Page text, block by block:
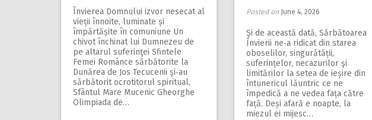
Învierea Domnului izvor nesecat al
vieții înnoite, luminate și
împărtășite în comuniune Un
chivot închinat lui Dumnezeu de
pe altarul suferinţei Sfintele
Femei Românce sărbătorite la
Dunărea de Jos Tecucenii şi‑au
sărbătorit ocrotitorul spiritual,
Sfântul Mare Mucenic Gheorghe
Olimpiada de…
Posted on June 4, 2026
Şi de această dată, Sărbătoarea
Învierii ne‑a ridicat din starea
oboselilor, singurătății,
suferințelor, necazurilor şi
limitărilor la setea de ieșire din
întunericul lăuntric ce ne
împedică a ne vedea fața către
față. Deși afară e noapte, la
miezul ei mijesc…